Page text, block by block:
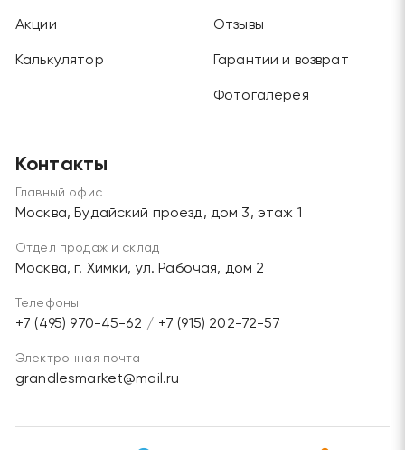
Акции
Калькулятор
Отзывы
Гарантии и возврат
Фотогалерея
Контакты
Главный офис
Москва, Будайский проезд, дом 3, этаж 1
Отдел продаж и склад
Москва, г. Химки, ул. Рабочая, дом 2
Телефоны
+7 (495) 970-45-62 / +7 (915) 202-72-57
Электронная почта
grandlesmarket@mail.ru